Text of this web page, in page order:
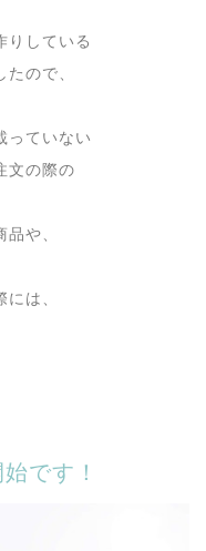
りしている
ので、
っていない
文の際の
や、
は、
です！